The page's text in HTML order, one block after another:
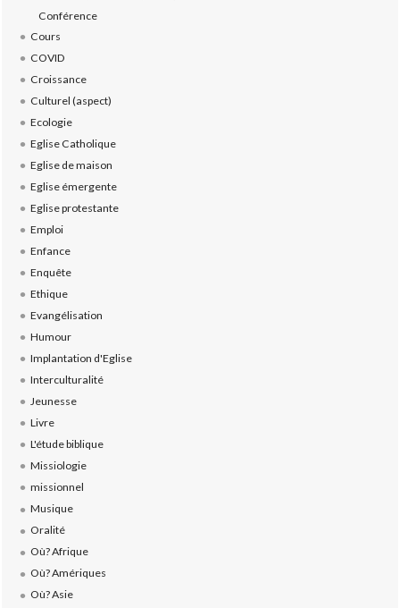
Conférence
Cours
COVID
Croissance
Culturel (aspect)
Ecologie
Eglise Catholique
Eglise de maison
Eglise émergente
Eglise protestante
Emploi
Enfance
Enquête
Ethique
Evangélisation
Humour
Implantation d'Eglise
Interculturalité
Jeunesse
Livre
L'étude biblique
Missiologie
missionnel
Musique
Oralité
Où? Afrique
Où? Amériques
Où? Asie